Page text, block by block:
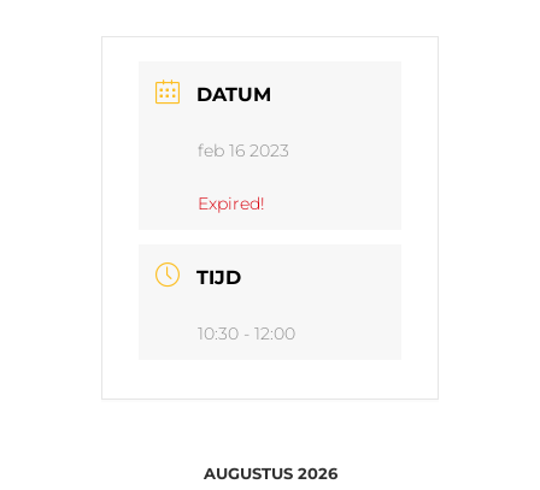
DATUM
feb 16 2023
Expired!
TIJD
10:30 - 12:00
AUGUSTUS 2026